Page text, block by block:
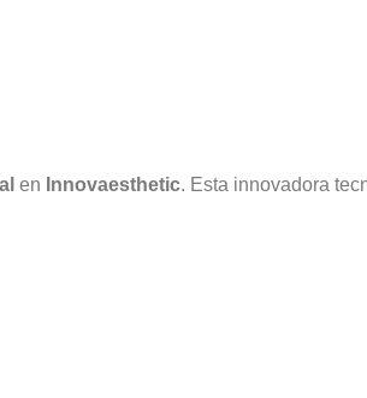
en Innovaesthetic. Esta innovadora